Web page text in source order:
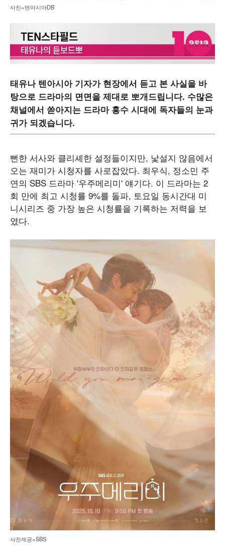
사진=텐아시아DB
태유나 텐아시아 기자가 현장에서 듣고 본 사실을 바
탕으로 드라마의 면면을 제대로 뽀개드립니다. 수많은
채널에서 쏟아지는 드라마 홍수 시대에 독자들의 눈과
귀가 되겠습니다.
뻔한 서사와 클리셰한 설정들이지만, 낯설지 않음에서
오는 재미가 시청자를 사로잡았다. 최우식, 정소민 주
연의 SBS 드라마 '우주메리미' 얘기다. 이 드라마는 2
회 만에 최고 시청률 9%를 돌파, 토요일 동시간대 미
니시리즈 중 가장 높은 시청률을 기록하는 저력을 보
였다.
사진제공=SBS